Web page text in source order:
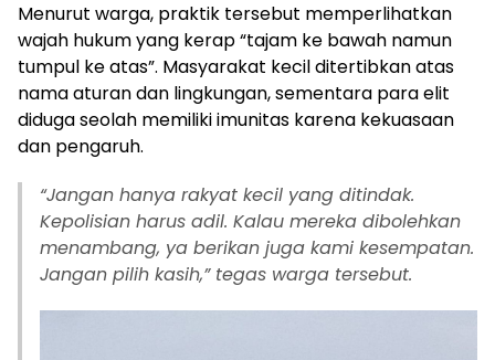
Menurut warga, praktik tersebut memperlihatkan
wajah hukum yang kerap “tajam ke bawah namun
tumpul ke atas”. Masyarakat kecil ditertibkan atas
nama aturan dan lingkungan, sementara para elit
diduga seolah memiliki imunitas karena kekuasaan
dan pengaruh.
“Jangan hanya rakyat kecil yang ditindak.
Kepolisian harus adil. Kalau mereka dibolehkan
menambang, ya berikan juga kami kesempatan.
Jangan pilih kasih,” tegas warga tersebut.